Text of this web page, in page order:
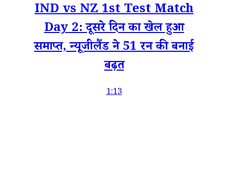
IND vs NZ 1st Test Match
Day 2: दूसरे दिन का खेल हुआ
समाप्त, न्यूजीलैंड ने 51 रन की बनाई
बढ़त
1:13